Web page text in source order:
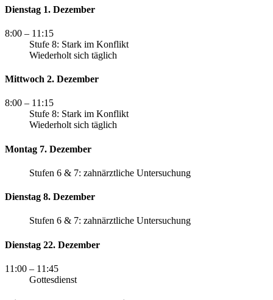
Dienstag 1. Dezember
8:00 – 11:15
Stufe 8: Stark im Konflikt
Wiederholt sich täglich
Mittwoch 2. Dezember
8:00 – 11:15
Stufe 8: Stark im Konflikt
Wiederholt sich täglich
Montag 7. Dezember
Stufen 6 & 7: zahnärztliche Untersuchung
Dienstag 8. Dezember
Stufen 6 & 7: zahnärztliche Untersuchung
Dienstag 22. Dezember
11:00 – 11:45
Gottesdienst